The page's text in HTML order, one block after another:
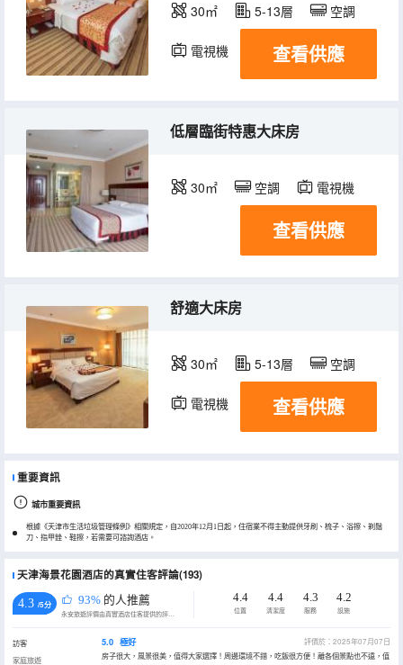
30㎡ 5-13層 空調
電視機 查看供應
低層臨街特惠大床房
30㎡ 空調 電視機
查看供應
舒適大床房
30㎡ 5-13層 空調
電視機 查看供應
重要資訊
城市重要資訊
根據《天津市生活垃圾管理條例》相關規定，自2020年12月1日起，住宿業不得主動提供牙刷、梳子、浴擦、剃鬚
刀、指甲銼、鞋擦，若需要可諮詢酒店。
天津海景花園酒店的真實住客評論(193)
4.3 /5分 93% 的人推薦
永安旅遊評價由真實酒店住客提供的評價。
4.4
位置
4.4
清潔度
4.3
服務
4.2
設施
訪客
家庭旅遊
5.0 極好
評價於：2025年07月07日
房子很大，風景很美，值得大家選擇！周邊環境不錯，吃飯很方便！離各個景點也不遠，值